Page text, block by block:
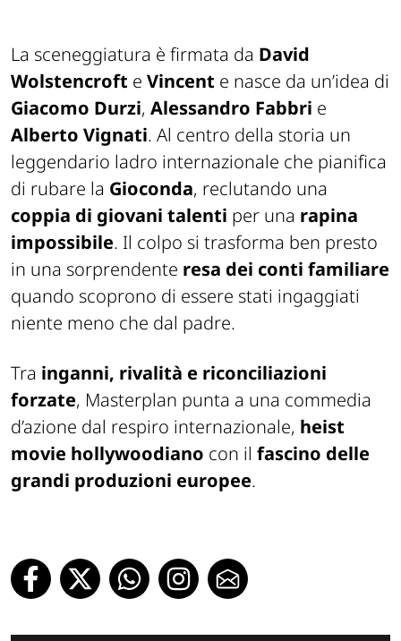
La sceneggiatura è firmata da David
Wolstencroft e Vincent e nasce da un’idea di
Giacomo Durzi, Alessandro Fabbri e
Alberto Vignati. Al centro della storia un
leggendario ladro internazionale che pianifica
di rubare la Gioconda, reclutando una
coppia di giovani talenti per una rapina
impossibile. Il colpo si trasforma ben presto
in una sorprendente resa dei conti familiare
quando scoprono di essere stati ingaggiati
niente meno che dal padre.
Tra inganni, rivalità e riconciliazioni
forzate, Masterplan punta a una commedia
d’azione dal respiro internazionale, heist
movie hollywoodiano con il fascino delle
grandi produzioni europee.